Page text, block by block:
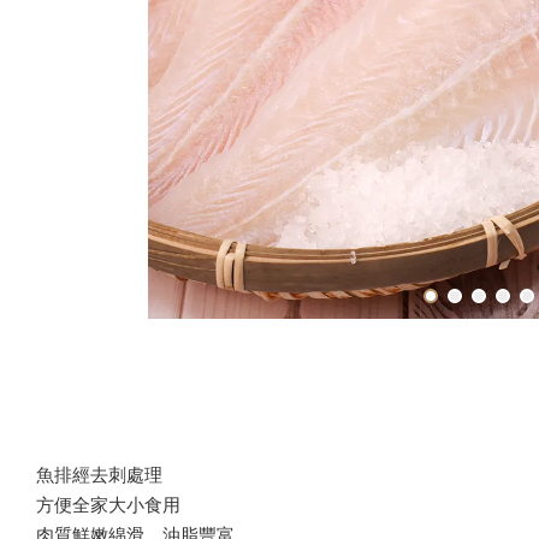
魚排經去刺處理
方便全家大小食用